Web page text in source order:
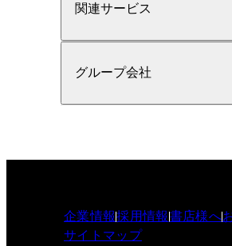
関連サービス
グループ会社
企業情報採用情報書店様へ
サイトマップ